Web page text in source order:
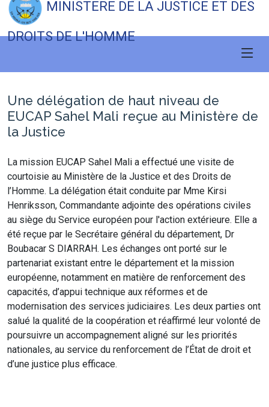
MINISTERE DE LA JUSTICE ET DES
DROITS DE L'HOMME
Une délégation de haut niveau de
EUCAP Sahel Mali reçue au Ministère de
la Justice
La mission EUCAP Sahel Mali a effectué une visite de
courtoisie au Ministère de la Justice et des Droits de
l’Homme. La délégation était conduite par Mme Kirsi
Henriksson, Commandante adjointe des opérations civiles
au siège du Service européen pour l'action extérieure. Elle a
été reçue par le Secrétaire général du département, Dr
Boubacar S DIARRAH. Les échanges ont porté sur le
partenariat existant entre le département et la mission
européenne, notamment en matière de renforcement des
capacités, d’appui technique aux réformes et de
modernisation des services judiciaires. Les deux parties ont
salué la qualité de la coopération et réaffirmé leur volonté de
poursuivre un accompagnement aligné sur les priorités
nationales, au service du renforcement de l’État de droit et
d’une justice plus efficace.